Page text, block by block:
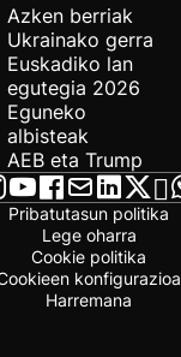
Azken berriak
Ukrainako gerra
Euskadiko lan
egutegia 2026
Eguneko
albisteak
AEB eta Trump
Pribatutasun politika
Lege oharra
Cookie politika
konfigurazioa
Harremana